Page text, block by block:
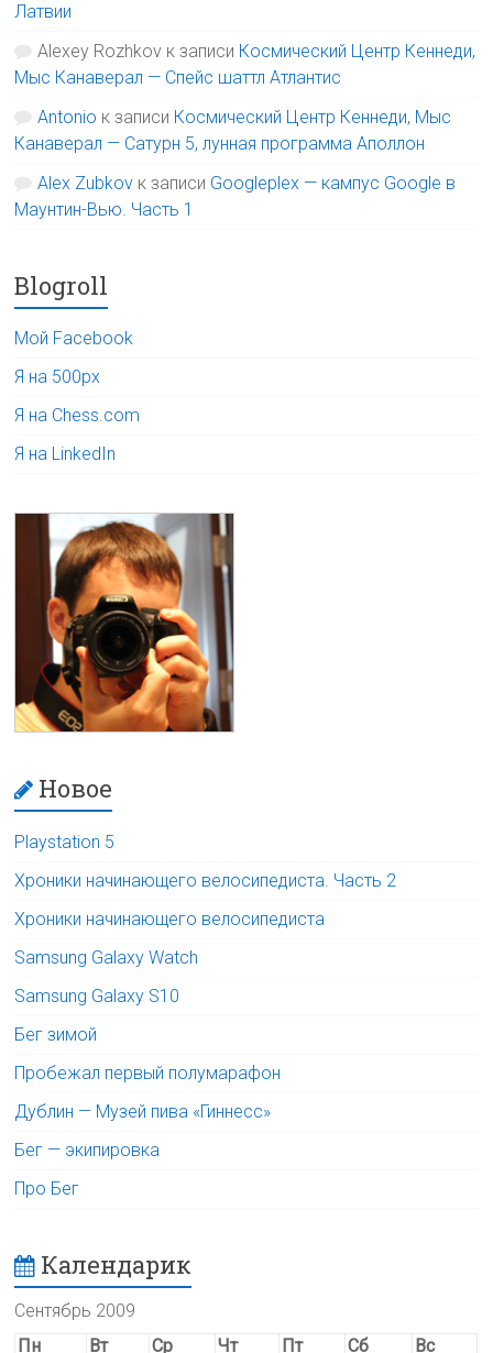
Латвии
Alexey Rozhkov к записи Космический Центр Кеннеди,
Мыс Канаверал — Спейс шаттл Атлантис
Antonio к записи Космический Центр Кеннеди, Мыс
Канаверал — Сатурн 5, лунная программа Аполлон
Alex Zubkov к записи Googleplex — кампус Google в
Маунтин-Вью. Часть 1
Blogroll
Мой Facebook
Я на 500px
Я на Chess.com
Я на LinkedIn
Новое
Playstation 5
Хроники начинающего велосипедиста. Часть 2
Хроники начинающего велосипедиста
Samsung Galaxy Watch
Samsung Galaxy S10
Бег зимой
Пробежал первый полумарафон
Дублин — Музей пива «Гиннесс»
Бег — экипировка
Про Бег
Календарик
Сентябрь 2009
Пн
Вт Ср Чт Пт Сб Вс